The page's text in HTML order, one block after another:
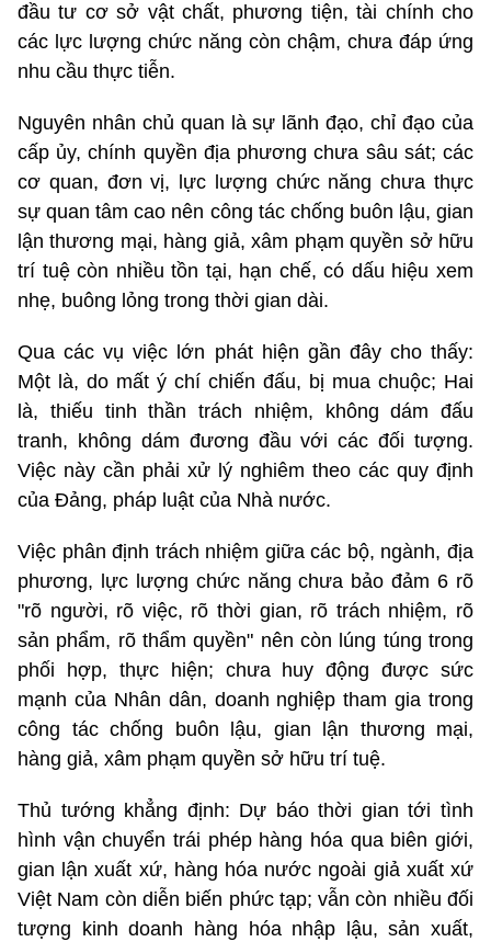
đầu tư cơ sở vật chất, phương tiện, tài chính cho
các lực lượng chức năng còn chậm, chưa đáp ứng
nhu cầu thực tiễn.
Nguyên nhân chủ quan là sự lãnh đạo, chỉ đạo của
cấp ủy, chính quyền địa phương chưa sâu sát; các
cơ quan, đơn vị, lực lượng chức năng chưa thực
sự quan tâm cao nên công tác chống buôn lậu, gian
lận thương mại, hàng giả, xâm phạm quyền sở hữu
trí tuệ còn nhiều tồn tại, hạn chế, có dấu hiệu xem
nhẹ, buông lỏng trong thời gian dài.
Qua các vụ việc lớn phát hiện gần đây cho thấy:
Một là, do mất ý chí chiến đấu, bị mua chuộc; Hai
là, thiếu tinh thần trách nhiệm, không dám đấu
tranh, không dám đương đầu với các đối tượng.
Việc này cần phải xử lý nghiêm theo các quy định
của Đảng, pháp luật của Nhà nước.
Việc phân định trách nhiệm giữa các bộ, ngành, địa
phương, lực lượng chức năng chưa bảo đảm 6 rõ
"rõ người, rõ việc, rõ thời gian, rõ trách nhiệm, rõ
sản phẩm, rõ thẩm quyền" nên còn lúng túng trong
phối hợp, thực hiện; chưa huy động được sức
mạnh của Nhân dân, doanh nghiệp tham gia trong
công tác chống buôn lậu, gian lận thương mại,
hàng giả, xâm phạm quyền sở hữu trí tuệ.
Thủ tướng khẳng định: Dự báo thời gian tới tình
hình vận chuyển trái phép hàng hóa qua biên giới,
gian lận xuất xứ, hàng hóa nước ngoài giả xuất xứ
Việt Nam còn diễn biến phức tạp; vẫn còn nhiều đối
tượng kinh doanh hàng hóa nhập lậu, sản xuất,